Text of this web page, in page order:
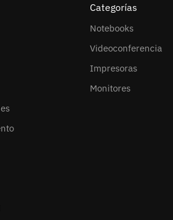
Categorías
Notebooks
Videoconferencia
Impresoras
Monitores